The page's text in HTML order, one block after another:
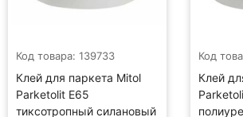
Код товара: 139733
Клей для паркета Mitol
Parketolit E65
тиксотропный силановый
Код
Клей